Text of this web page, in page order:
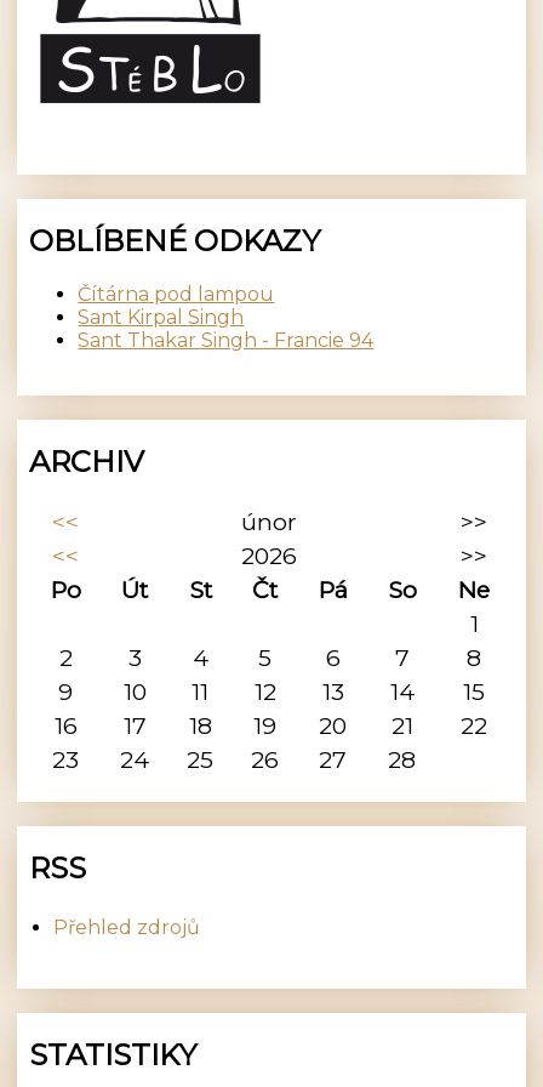
OBLÍBENÉ ODKAZY
Čítárna pod lampou
Sant Kirpal Singh
Sant Thakar Singh - Francie 94
ARCHIV
<< únor
>>
<<
2026
>>
Po
Út St Čt Pá So
Ne
1
2
3 4 5 6 7
8
9
10 11 12 13 14
15
16
17 18 19 20 21
22
23
24 25 26 27 28
RSS
Přehled zdrojů
STATISTIKY